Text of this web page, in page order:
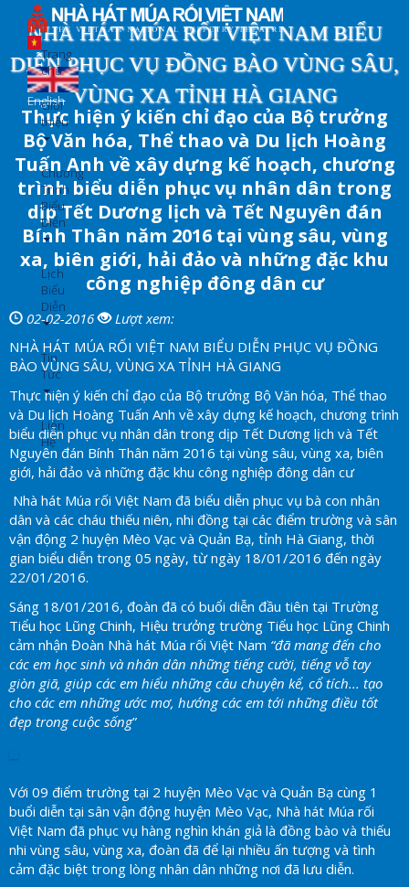
dung
English
Trang
chủ
Giới
thiệu
Chương
Trình
Biểu
Diễn
Lịch
Biểu
Diễn
Tin
Tức
Liên
Hệ
NHÀ HÁT MÚA RỐI VIỆT NAM BIỂU
DIỄN PHỤC VỤ ĐỒNG BÀO VÙNG SÂU,
VÙNG XA TỈNH HÀ GIANG
Thực hiện ý kiến chỉ đạo của Bộ trưởng
Bộ Văn hóa, Thể thao và Du lịch Hoàng
Tuấn Anh về xây dựng kế hoạch, chương
trình biểu diễn phục vụ nhân dân trong
dịp Tết Dương lịch và Tết Nguyên đán
Bính Thân năm 2016 tại vùng sâu, vùng
xa, biên giới, hải đảo và những đặc khu
công nghiệp đông dân cư
02-02-2016
Lượt xem:
NHÀ HÁT MÚA RỐI VIỆT NAM BIỂU DIỄN PHỤC VỤ ĐỒNG
BÀO VÙNG SÂU, VÙNG XA TỈNH HÀ GIANG
Thực hiện ý kiến chỉ đạo của Bộ trưởng Bộ Văn hóa, Thể thao
và Du lịch Hoàng Tuấn Anh về xây dựng kế hoạch, chương trình
biểu diễn phục vụ nhân dân trong dịp Tết Dương lịch và Tết
Nguyên đán Bính Thân năm 2016 tại vùng sâu, vùng xa, biên
giới, hải đảo và những đặc khu công nghiệp đông dân cư
Nhà hát Múa rối Việt Nam đã biểu diễn phục vụ bà con nhân
dân và các cháu thiếu niên, nhi đồng tại các điểm trường và sân
vận động 2 huyện Mèo Vạc và Quản Bạ, tỉnh Hà Giang, thời
gian biểu diễn trong 05 ngày, từ ngày 18/01/2016 đến ngày
22/01/2016.
Sáng 18/01/2016, đoàn đã có buổi diễn đầu tiên tại Trường
Tiểu học Lũng Chinh, Hiệu trưởng trường Tiểu học Lũng Chinh
cảm nhận Đoàn Nhà hát Múa rối Việt Nam “đã mang đến cho
các em học sinh và nhân dân những tiếng cười, tiếng vỗ tay
giòn giã, giúp các em hiểu những câu chuyện kể, cổ tích... tạo
cho các em những ước mơ, hướng các em tới những điều tốt
đẹp trong cuộc sống”
Với 09 điểm trường tại 2 huyện Mèo Vạc và Quản Bạ cùng 1
buổi diễn tại sân vận động huyện Mèo Vạc, Nhà hát Múa rối
Việt Nam đã phục vụ hàng nghìn khán giả là đồng bào và thiếu
nhi vùng sâu, vùng xa, đoàn đã để lại nhiều ấn tượng và tình
cảm đặc biệt trong lòng nhân dân những nơi đã lưu diễn.